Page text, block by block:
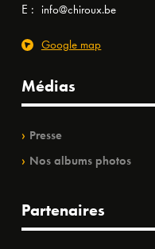
E : info@chiroux.be
Google map
Médias
Presse
Nos albums photos
Partenaires